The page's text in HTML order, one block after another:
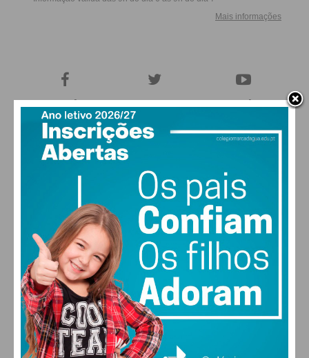
27,0k
Fans
0 1,2k
577
Readers
MAIS POPULARES